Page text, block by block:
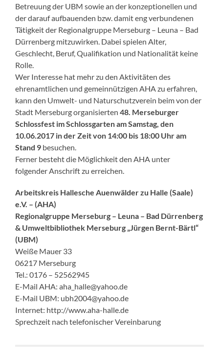
Betreuung der UBM sowie an der konzeptionellen und
der darauf aufbauenden bzw. damit eng verbundenen
Tätigkeit der Regionalgruppe Merseburg – Leuna – Bad
Dürrenberg mitzuwirken. Dabei spielen Alter,
Geschlecht, Beruf, Qualifikation und Nationalität keine
Rolle.
Wer Interesse hat mehr zu den Aktivitäten des
ehrenamtlichen und gemeinnützigen AHA zu erfahren,
kann den Umwelt- und Naturschutzverein beim von der
Stadt Merseburg organisierten48. Merseburger
Schlossfest im Schlossgarten am Samstag, den
10.06.2017 in der Zeit von 14:00 bis 18:00 Uhr am
Stand 9 besuchen.
Ferner besteht die Möglichkeit den AHA unter
folgender Anschrift zu erreichen.
Arbeitskreis Hallesche Auenwälder zu Halle (Saale)
e.V. – (AHA)
Regionalgruppe Merseburg – Leuna – Bad Dürrenberg
& Umweltbibliothek Merseburg „Jürgen Bernt-Bärtl“
(UBM)
Weiße Mauer 33
06217 Merseburg
Tel.: 0176 – 52562945
E-Mail AHA: aha_halle@yahoo.de
E-Mail UBM: ubh2004@yahoo.de
Internet: http://www.aha-halle.de
Sprechzeit nach telefonischer Vereinbarung